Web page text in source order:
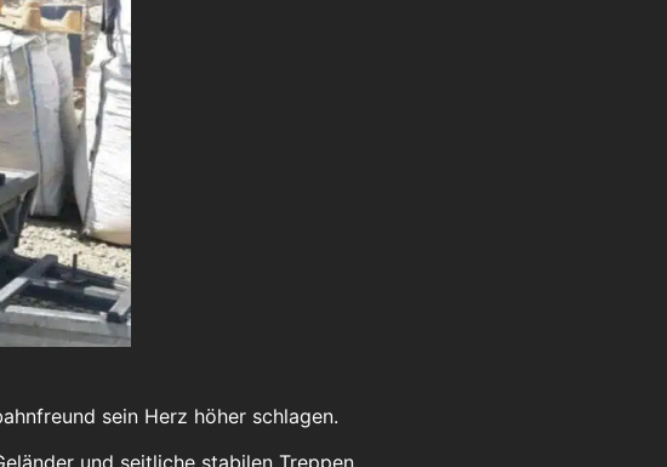
sein Herz höher schlagen.